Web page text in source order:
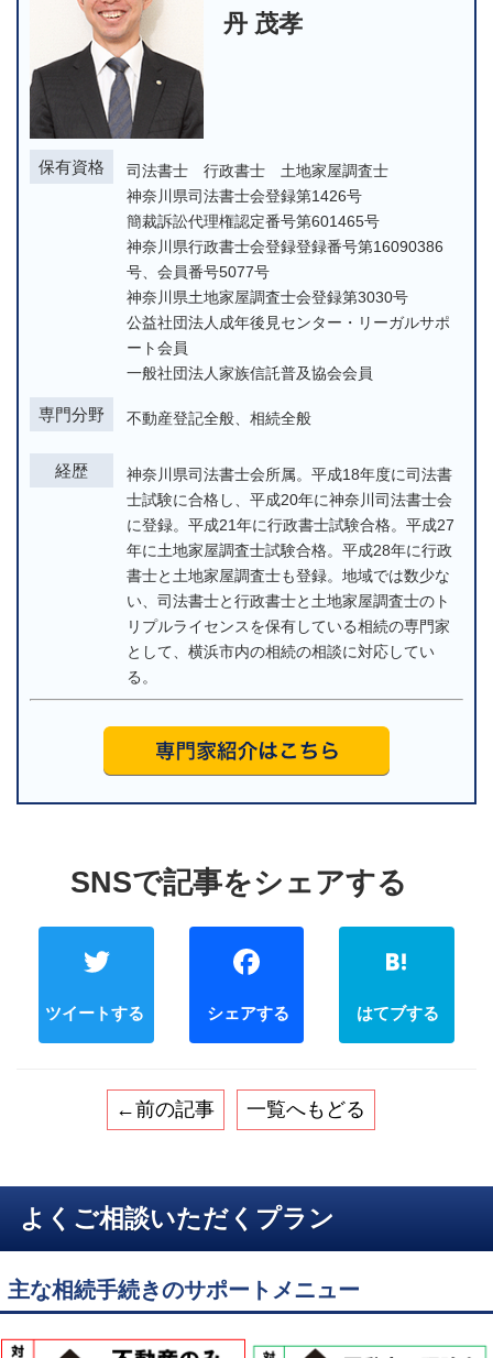
丹 茂孝
保有資格
司法書士 行政書士 土地家屋調査士
神奈川県司法書士会登録第1426号
簡裁訴訟代理権認定番号第601465号
神奈川県行政書士会登録登録番号第16090386
号、会員番号5077号
神奈川県土地家屋調査士会登録第3030号
公益社団法人成年後見センター・リーガルサポ
ート会員
一般社団法人家族信託普及協会会員
専門分野 不動産登記全般、相続全般
経歴
神奈川県司法書士会所属。平成18年度に司法書
士試験に合格し、平成20年に神奈川司法書士会
に登録。平成21年に行政書士試験合格。平成27
年に土地家屋調査士試験合格。平成28年に行政
書士と土地家屋調査士も登録。地域では数少な
い、司法書士と行政書士と土地家屋調査士のト
リプルライセンスを保有している相続の専門家
として、横浜市内の相続の相談に対応してい
る。
Twitter
←前の記事 一覧へもどる
よくご相談いただくプラン
主な相続手続きのサポートメニュー